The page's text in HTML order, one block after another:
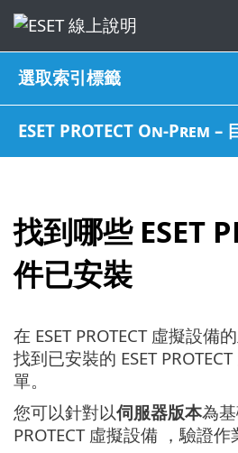
選取索引標籤
ESET PROTECT On-Prem –
找到哪些 ESET
件已安裝
在 ESET PROTECT 虛擬設備
找到已安裝的 ESET
單。
您可以針對以伺服器版本為
PROTECT 虛擬設備 ，驗證作